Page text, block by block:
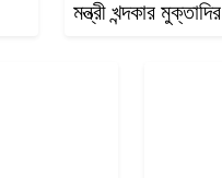
মন্ত্রী খন্দকার মুক্তাদির